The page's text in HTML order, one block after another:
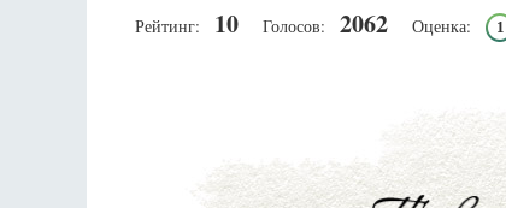
Рейтинг: 10 Голосов: 2062 Оценка: 1